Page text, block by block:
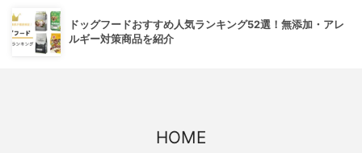
ドッグフードおすすめ人気ランキング52選！無添加・アレ
ルギー対策商品を紹介
HOME